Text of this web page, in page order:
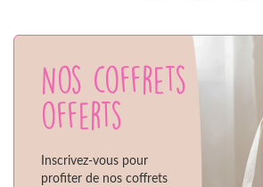
Nos coffrets
offerts
Inscrivez-vous pour
profiter de nos coffrets